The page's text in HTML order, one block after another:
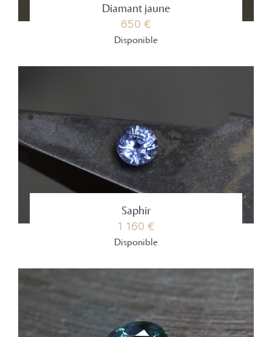
Diamant jaune
650 €
Disponible
Saphir
1 160 €
Disponible